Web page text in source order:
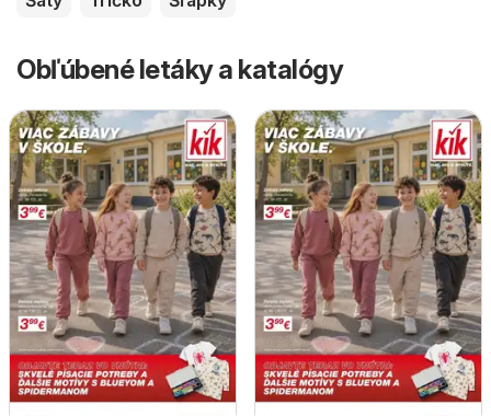
Obľúbené letáky a katalógy